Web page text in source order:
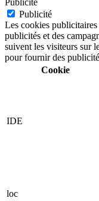
Publicité
Publicité
Les cookies
publicités et des
suivent les visiteurs sur
pour fournir des
Cookie
IDE
loc